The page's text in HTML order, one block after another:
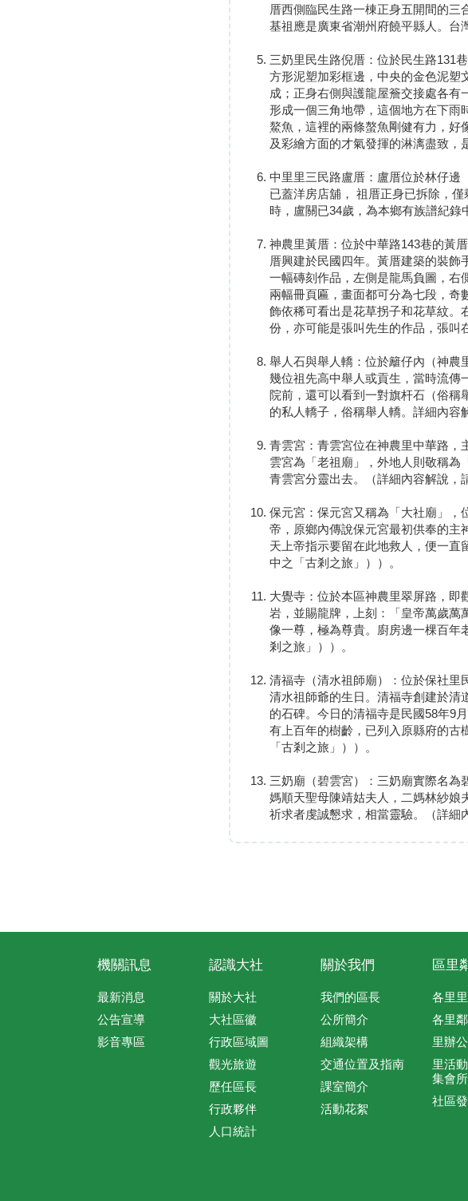
厝西側臨民生路一棟正身五開間的
基祖應是廣東省潮州府饒平縣人。台
三奶里民生路倪厝：位於民生路131
方形泥塑加彩框邊，中央的金色泥塑
成；正身右側與護龍屋簷交接處各
形成一個三角地帶，這個地方在下雨
鰲魚，這裡的兩條螯魚剛健有力，好
及彩繪方面的才氣發揮的淋漓盡致，
中里里三民路盧厝：盧厝位於林仔邊
已蓋洋房店舖， 祖厝正身已拆除，
時，盧關已34歲，為本鄉有族譜紀錄
神農里黃厝：位於中華路143巷的黃
厝興建於民國四年。黃厝建築的裝
一幅磚刻作品，左側是龍馬負圖，右
兩幅冊頁匾，畫面都可分為七段，奇
飾依稀可看出是花草拐子和花草紋。
份，亦可能是張叫先生的作品，張叫
舉人石與舉人轎：位於籬仔內（神農
幾位祖先高中舉人或貢生，當時流傳
院前，還可以看到一對旗杆石（俗稱
的私人轎子，俗稱舉人轎。詳細內容
青雲宮：青雲宮位在神農里中華路
雲宮為「老祖廟」，外地人則敬稱為
青雲宮分靈出去。（詳細內容解說，
保元宮：保元宮又稱為「大社廟」，
帝，原鄉內傳說保元宮最初供奉的主
天上帝指示要留在此地救人，便一直
中之「古剎之旅」））。
大覺寺：位於本區神農里翠屏路，即
岩，並賜龍牌，上刻：「皇帝萬歲萬
像一尊，極為尊貴。廚房邊一棵百年
剎之旅」））。
清福寺（清水祖師廟）：位於保社里
清水祖師爺的生日。清福寺創建於清
的石碑。今日的清福寺是民國58年9
有上百年的樹齡，已列入原縣府的古
「古剎之旅」））。
三奶廟（碧雲宮）：三奶廟實際名為
媽順天聖母陳靖姑夫人，二媽林紗娘
祈求者虔誠懇求，相當靈驗。（詳細
機關訊息
最新消息
公告宣導
影音專區
認識大社
關於大社
大社區徽
行政區域圖
觀光旅遊
歷任區長
行政夥伴
人口統計
關於我們
我們的區長
公所簡介
組織架構
交通位置及指南
課室簡介
活動花絮
區里
各里
各里
里辦
里活
集會
社區